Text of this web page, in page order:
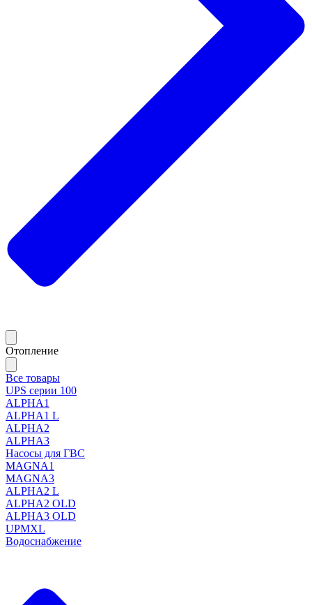
Отопление
Все товары
UPS серии 100
ALPHA1
ALPHA1 L
ALPHA2
ALPHA3
Насосы для ГВС
MAGNA1
MAGNA3
ALPHA2 L
ALPHA2 OLD
ALPHA3 OLD
UPMXL
Водоснабжение